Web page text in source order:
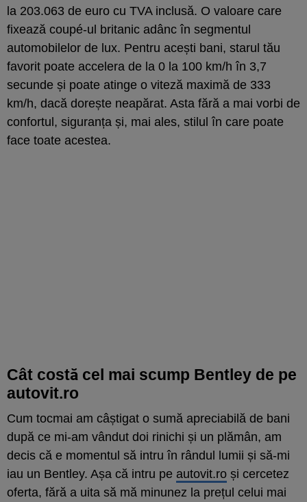
la 203.063 de euro cu TVA inclusă. O valoare care
fixează coupé-ul britanic adânc în segmentul
automobilelor de lux. Pentru acești bani, starul tău
favorit poate accelera de la 0 la 100 km/h în 3,7
secunde și poate atinge o viteză maximă de 333
km/h, dacă dorește neapărat. Asta fără a mai vorbi de
confortul, siguranța și, mai ales, stilul în care poate
face toate acestea.
Cât costă cel mai scump Bentley de pe
autovit.ro
Cum tocmai am câștigat o sumă apreciabilă de bani
după ce mi-am vândut doi rinichi și un plămân, am
decis că e momentul să intru în rândul lumii și să-mi
iau un Bentley. Așa că intru pe autovit.ro și cercetez
oferta, fără a uita să mă minunez la prețul celui mai